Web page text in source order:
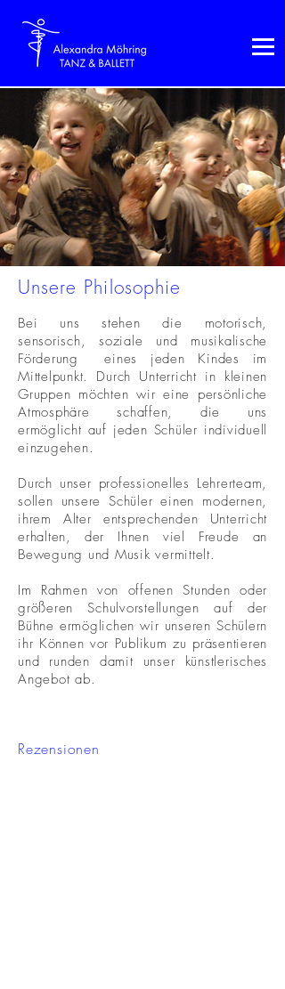
Unsere Philosophie
Bei uns stehen die motorisch,
sensorisch, soziale und musikalische
Förderung eines jeden Kindes im
Mittelpunkt. Durch Unterricht in kleinen
Gruppen möchten wir eine persönliche
Atmosphäre schaffen, die uns
ermöglicht auf jeden Schüler individuell
einzugehen.
Durch unser professionelles Lehrerteam,
sollen unsere Schüler einen modernen,
ihrem Alter entsprechenden Unterricht
erhalten, der Ihnen viel Freude an
Bewegung und Musik vermittelt.
Im Rahmen von offenen Stunden oder
größeren Schulvorstellungen auf der
Bühne ermöglichen wir unseren Schülern
ihr Können vor Publikum zu präsentieren
und runden damit unser künstlerisches
Angebot ab.
Rezensionen